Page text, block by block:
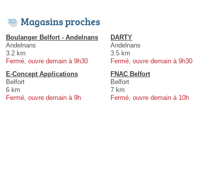
Magasins proches
Boulanger Belfort - Andelnans
Andelnans
3.2 km
Fermé, ouvre demain à 9h30
DARTY
Andelnans
3.5 km
Fermé, ouvre demain à 9h30
E-Concept Applications
Belfort
6 km
Fermé, ouvre demain à 9h
FNAC Belfort
Belfort
7 km
Fermé, ouvre demain à 10h